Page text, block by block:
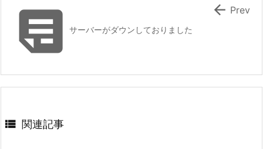
サーバーがダウンしておりました
 Prev
 関連記事